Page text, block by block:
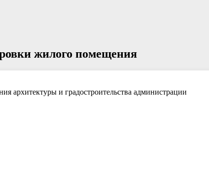
жилого помещения
архитектуры и градостроительства администрации